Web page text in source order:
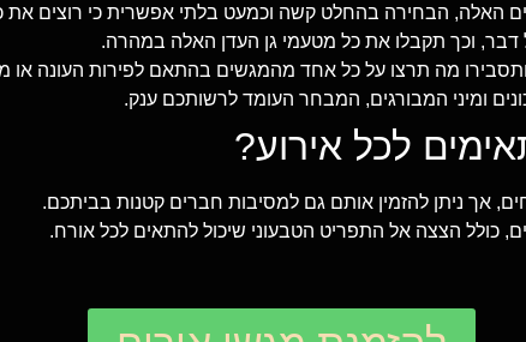
האלה, הבחירה בהחלט קשה וכמעט בלתי אפשרית כי רוצים את
דבר, וכך תקבלו את כל מטעמי גן העדן האלה במהרה.
מה תרצו על כל אחד מהמגשים בהתאם לפירות העונה או
ומיני המבורגים, המבחר העומד לרשותכם ענק.
לכל אירוע?
אך ניתן להזמין אותם גם למסיבות חברים קטנות בביתכם.
כולל הצצה אל התפריט הטבעוני שיכול להתאים לכל אורח.